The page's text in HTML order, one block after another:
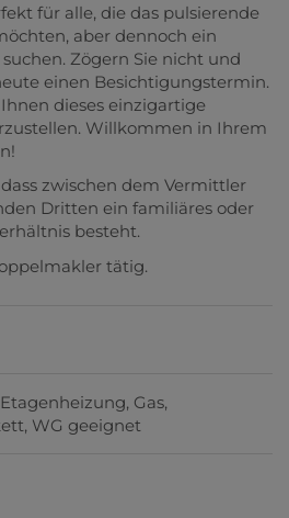
für alle, die das pulsierende
aber dennoch ein
Zögern Sie nicht und
einen Besichtigungstermin.
dieses einzigartige
Willkommen in Ihrem
zwischen dem Vermittler
Dritten ein familiäres oder
besteht.
tätig.
Etagenheizung Gas
WG geeignet